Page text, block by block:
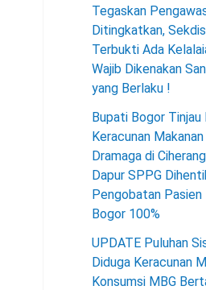
Tegaskan
Ditingkatkan,
Terbukti Ada
Wajib Dikenakan
yang Berlaku !
Bupati Bogor Tinjau
Keracunan
Dramaga di
Dapur SPPG
Pengobatan
Bogor 100%
UPDATE Puluhan
Diduga Keracunan
Konsumsi MBG